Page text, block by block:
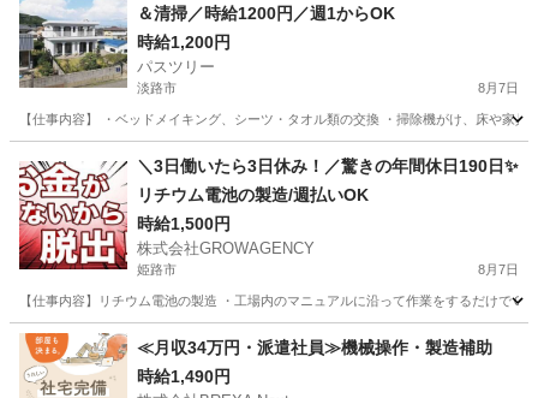
＆清掃／時給1200円／週1からOK
時給1,200円
パスツリー
淡路市 8月7日
【仕事内容】 ・ベッドメイキング、シーツ・タオル類の交換 ・掃除機がけ、床や家
清掃
＼3日働いたら3日休み！／驚きの年間休日190日✨
リチウム電池の製造/週払いOK
時給1,500円
株式会社GROWAGENCY
姫路市 8月7日
【仕事内容】リチウム電池の製造 ・工場内のマニュアルに沿って作業をするだけで
兵庫 姫路市 工場 時給
≪月収34万円・派遣社員≫機械操作・製造補助
時給1,490円